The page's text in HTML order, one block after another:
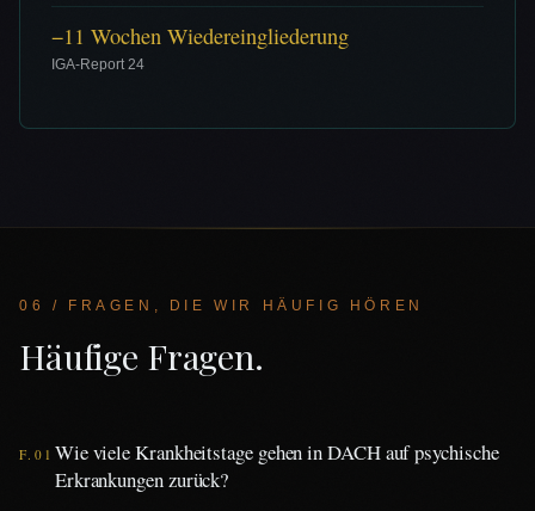
−11 Wochen Wiedereingliederung
IGA-Report 24
06 / FRAGEN, DIE WIR HÄUFIG HÖREN
Häufige Fragen.
F.0 1 Wie viele Krankheitstage gehen in DACH auf psychische
Erkrankungen zurück?